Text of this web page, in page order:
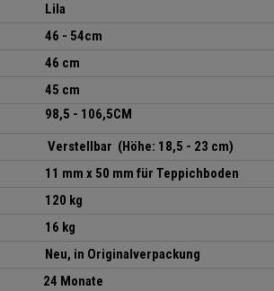
Lila
46 - 54cm
46 cm
45 cm
98,5 - 106,5CM
Verstellbar (Höhe: 18,5 - 23 cm)
11 mm x 50 mm für Teppichboden
120 kg
16 kg
Neu, in Originalverpackung
24 Monate